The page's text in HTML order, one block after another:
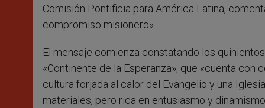
Comisión Pontificia para América Latina,
compromiso misionero».
El mensaje comienza constatando los
«Continente de la Esperanza», que «cuenta
cultura forjada al calor del Evangelio y una
materiales, pero rica en entusiasmo y